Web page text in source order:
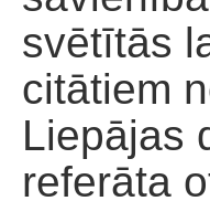
svētītās
citātiem
Liepājas
referāta